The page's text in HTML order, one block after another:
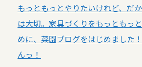
もっともっとやりたいけれど、だ
は大切。家具づくりをもっともっ
めに、菜園ブログをはじめました
んっ！